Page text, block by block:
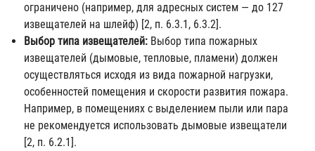
ограничено (например, для адресных систем — до 127
извещателей на шлейф) [2, п. 6.3.1, 6.3.2].
Выбор типа извещателей: Выбор типа пожарных
извещателей (дымовые, тепловые, пламени) должен
осуществляться исходя из вида пожарной нагрузки,
особенностей помещения и скорости развития пожара.
Например, в помещениях с выделением пыли или пара
не рекомендуется использовать дымовые извещатели
[2, п. 6.2.1].